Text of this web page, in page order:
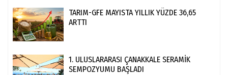
TARIM-GFE MAYISTA YILLIK YÜZDE 36,65
ARTTI
1. ULUSLARARASI ÇANAKKALE SERAMİK
SEMPOZYUMU BAŞLADI